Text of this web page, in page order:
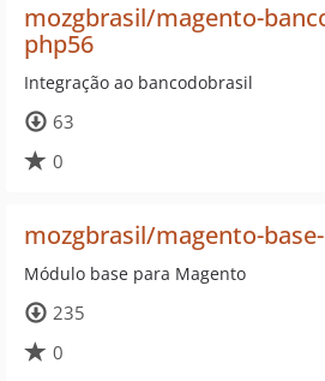
mozgbrasil/magento-
php56
Integração ao bancodobrasil
63
0
mozgbrasil/magento-
Módulo base para Magento
235
0